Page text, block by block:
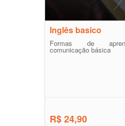
Inglês basico
Formas de
comunicação básica
R$ 24,90